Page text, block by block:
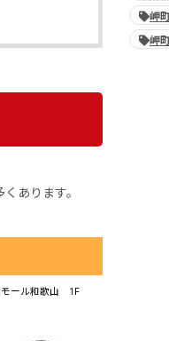
あります。
ール和歌山 1F
岬
岬